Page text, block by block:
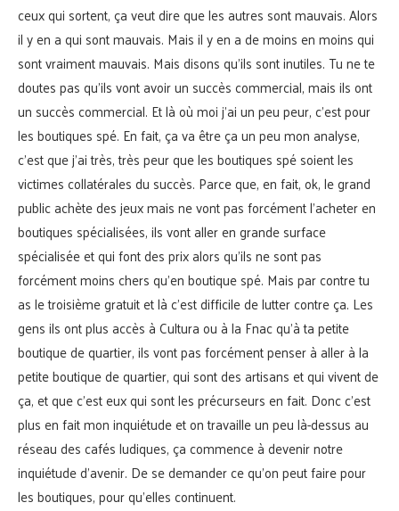
ceux qui sortent, ça veut dire que les autres sont mauvais. Alors
il y en a qui sont mauvais. Mais il y en a de moins en moins qui
sont vraiment mauvais. Mais disons qu’ils sont inutiles. Tu ne te
doutes pas qu’ils vont avoir un succès commercial, mais ils ont
un succès commercial. Et là où moi j’ai un peu peur, c’est pour
les boutiques spé. En fait, ça va être ça un peu mon analyse,
c’est que j’ai très, très peur que les boutiques spé soient les
victimes collatérales du succès. Parce que, en fait, ok, le grand
public achète des jeux mais ne vont pas forcément l’acheter en
boutiques spécialisées, ils vont aller en grande surface
spécialisée et qui font des prix alors qu’ils ne sont pas
forcément moins chers qu’en boutique spé. Mais par contre tu
as le troisième gratuit et là c’est difficile de lutter contre ça. Les
gens ils ont plus accès à Cultura ou à la Fnac qu’à ta petite
boutique de quartier, ils vont pas forcément penser à aller à la
petite boutique de quartier, qui sont des artisans et qui vivent de
ça, et que c’est eux qui sont les précurseurs en fait. Donc c’est
plus en fait mon inquiétude et on travaille un peu là-dessus au
réseau des cafés ludiques, ça commence à devenir notre
inquiétude d’avenir. De se demander ce qu’on peut faire pour
les boutiques, pour qu’elles continuent.